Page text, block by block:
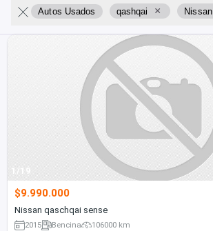
Autos Usados qashqai × Nissan
1/19
$9.990.000
Nissan qaschqai sense
2015 Bencina 106000 km